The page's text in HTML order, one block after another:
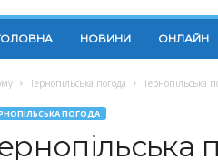
НОВИНИ ОНЛАЙН
Тернопільська погода Тернопільська
ПОГОДА